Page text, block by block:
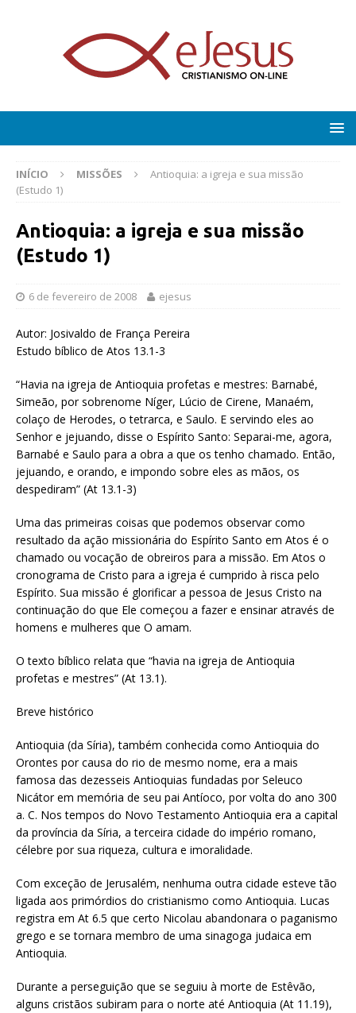
INÍCIO MISSÕES
Antioquia: a igreja e sua missão
(Estudo 1)
Antioquia: a igreja e sua missão
(Estudo 1)
6 de fevereiro de 2008 ejesus
Autor: Josivaldo de França Pereira
Estudo bíblico de Atos 13.1-3
“Havia na igreja de Antioquia profetas e mestres: Barnabé,
Simeão, por sobrenome Níger, Lúcio de Cirene, Manaém,
colaço de Herodes, o tetrarca, e Saulo. E servindo eles ao
Senhor e jejuando, disse o Espírito Santo: Separai-me, agora,
Barnabé e Saulo para a obra a que os tenho chamado. Então,
jejuando, e orando, e impondo sobre eles as mãos, os
despediram” (At 13.1-3)
Uma das primeiras coisas que podemos observar como
resultado da ação missionária do Espírito Santo em Atos é o
chamado ou vocação de obreiros para a missão. Em Atos o
cronograma de Cristo para a igreja é cumprido à risca pelo
Espírito. Sua missão é glorificar a pessoa de Jesus Cristo na
continuação do que Ele começou a fazer e ensinar através de
homens e mulheres que O amam.
O texto bíblico relata que “havia na igreja de Antioquia
profetas e mestres” (At 13.1).
Breve histórico
Antioquia (da Síria), também conhecida como Antioquia do
Orontes por causa do rio de mesmo nome, era a mais
famosa das dezesseis Antioquias fundadas por Seleuco
Nicátor em memória de seu pai Antíoco, por volta do ano 300
a. C. Nos tempos do Novo Testamento Antioquia era a capital
da província da Síria, a terceira cidade do império romano,
célebre por sua riqueza, cultura e imoralidade.
Com exceção de Jerusalém, nenhuma outra cidade esteve tão
ligada aos primórdios do cristianismo como Antioquia. Lucas
registra em At 6.5 que certo Nicolau abandonara o paganismo
grego e se tornara membro de uma sinagoga judaica em
Antioquia.
Durante a perseguição que se seguiu à morte de Estêvão,
alguns cristãos subiram para o norte até Antioquia (At 11.19),